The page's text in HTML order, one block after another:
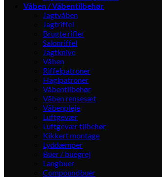
Våben / Våbentilbehør
Jagtvåben
Jagtriffel
Brugte rifler
Salonriffel
Jagtknive
Våben
Riffelpatroner
Haglpatroner
Våbentilbehør
Våben rensesæt
Våbenpleje
Luftgevær
Luftgevær tilbehør
Kikkert montage
Lyddæmper
Buer / buegrej
Langbuer
Compoundbuer